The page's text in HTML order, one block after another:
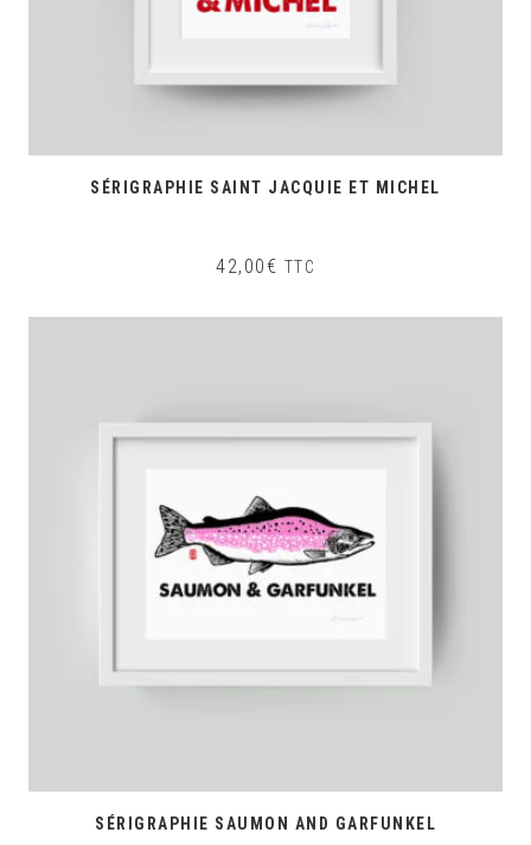
SÉRIGRAPHIE SAINT JACQUIE ET MICHEL
42,00€ TTC
SÉRIGRAPHIE SAUMON AND GARFUNKEL